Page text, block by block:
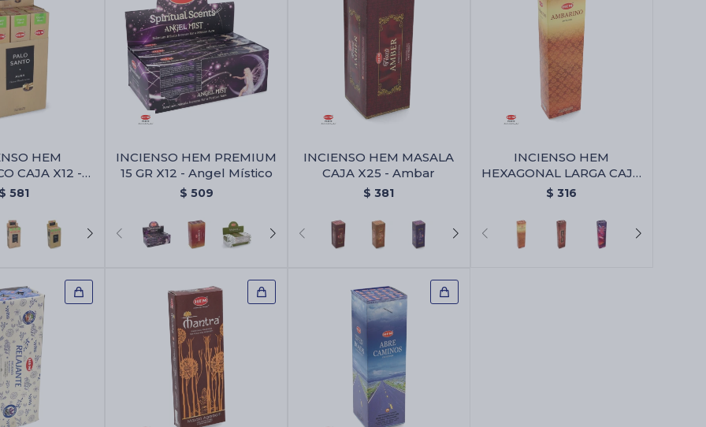
HEM
CAJA X12 -
aura
$ 581
INCIENSO HEM PREMIUM
15 GR X12 - Angel Místico
$ 509
INCIENSO HEM MASALA
CAJA X25 - Ambar
$ 381
INCIENSO HEM
HEXAGONAL LARGA CAJA
X6 - Ambar
$ 316